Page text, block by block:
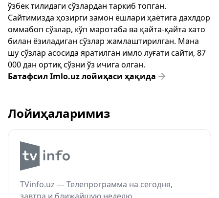
ўзбек тилидаги сўзлардан таркиб топган.
Сайтимизда ҳозирги замон ёшлари ҳаётига дахлдор
оммабоп сўзлар, кўп маротаба ва қайта-қайта хато
билан ёзиладиган сўзлар жамлаштирилган. Мана
шу сўзлар асосида яратилган имло луғати сайти, 87
000 дан ортиқ сўзни ўз ичига олган.
Батафсил Imlo.uz лойиҳаси ҳақида
Лойиҳаларимиз
TVinfo.uz — Телепрограмма на сегодня,